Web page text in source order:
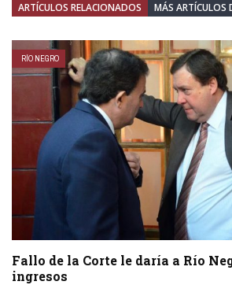
ARTÍCULOS RELACIONADOS MÁS ARTÍCULOS
RÍO NEGRO
Fallo de la Corte le daría a Río
ingresos